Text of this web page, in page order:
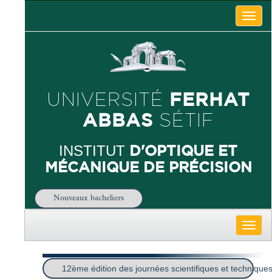
Toggle
UNIVERSITÉ FERHAT
ABBAS SÉTIF
INSTITUT D'OPTIQUE ET
MÉCANIQUE DE PRÉCISION
Nouveaux bacheliers
Toggle
12ème édition des journées scientifiques et